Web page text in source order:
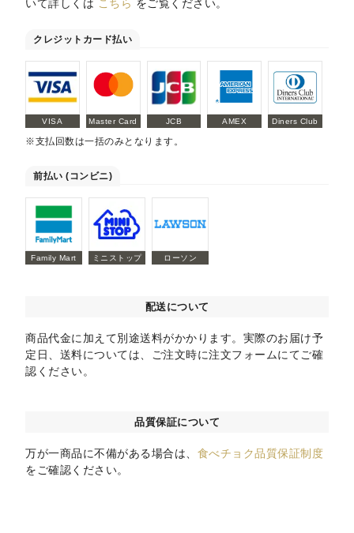
いて詳しくは こちら をご覧ください。
クレジットカード払い
VISA Master Card JCB AMEX Diners Club
※支払回数は一括のみとなります。
前払い (コンビニ)
Family Mart ミニストップ ローソン
配送について
商品代金に加えて別途送料がかかります。実際のお届け予
定日、送料については、ご注文時に注文フォームにてご確
認ください。
品質保証について
万が一商品に不備がある場合は、 食べチョク品質保証制度
をご確認ください。